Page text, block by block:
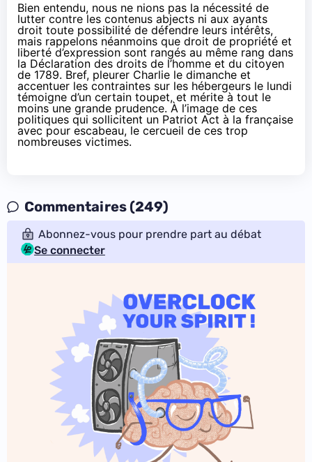
Bien entendu, nous ne nions pas la nécessité de
lutter contre les contenus abjects ni aux ayants
droit toute possibilité de défendre leurs intérêts,
mais rappelons néanmoins que droit de propriété et
liberté d’expression sont rangés au même rang dans
la Déclaration des droits de l’homme et du citoyen
de 1789. Bref, pleurer Charlie le dimanche et
accentuer les contraintes sur les hébergeurs le lundi
témoigne d’un certain toupet, et mérite à tout le
moins une grande prudence. À l’image de ces
politiques qui sollicitent un Patriot Act à la française
avec pour escabeau, le cercueil de ces trop
nombreuses victimes.
Commentaires (249)
Abonnez-vous pour prendre part au débat
Se connecter